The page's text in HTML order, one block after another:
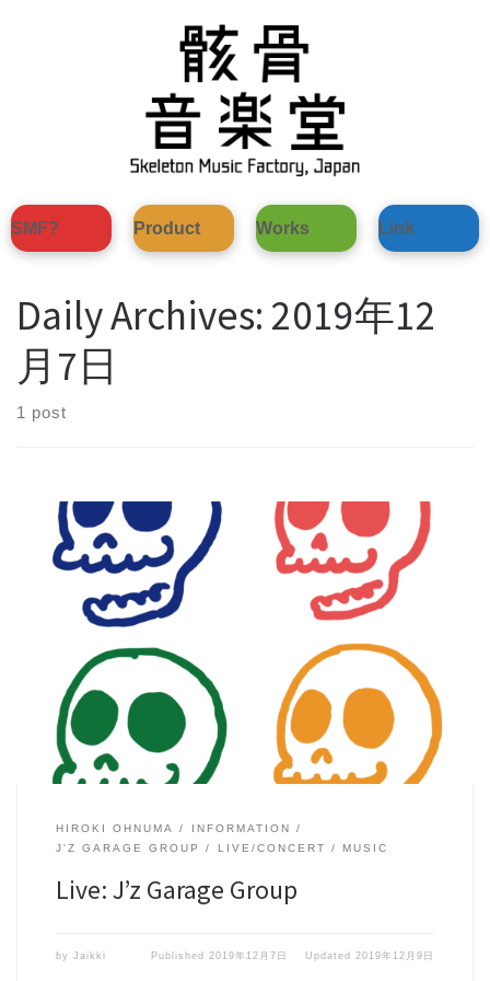
SMF? Product Works Link
Daily Archives: 2019年12
月7日
1 post
HIROKI OHNUMA
INFORMATION
J'Z GARAGE GROUP
LIVE/CONCERT MUSIC
Live: J’z Garage Group
by Jaikki Published 2019年12月7日 Updated 2019年12月9日